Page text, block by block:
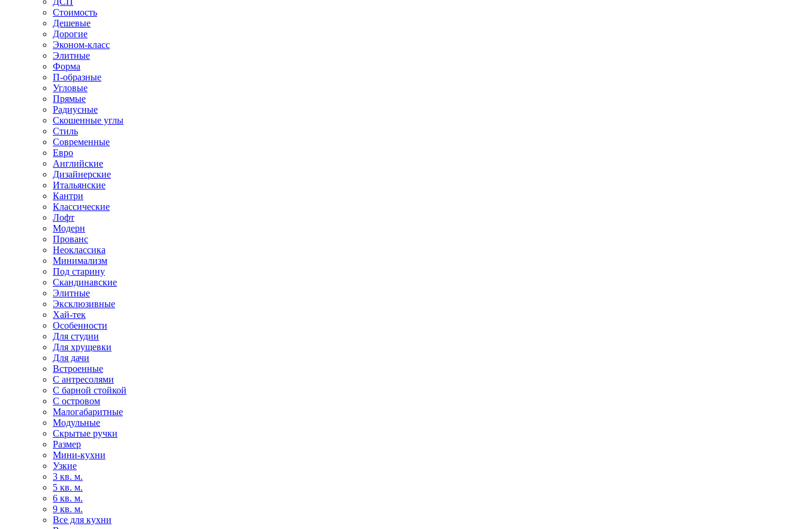
Стоимость
Дешевые
Дорогие
Эконом-класс
Элитные
Форма
П-образные
Угловые
Прямые
Радиусные
Скошенные углы
Стиль
Современные
Евро
Английские
Дизайнерские
Итальянские
Кантри
Классические
Лофт
Модерн
Прованс
Неоклассика
Минимализм
Под старину
Скандинавские
Элитные
Эксклюзивные
Хай-тек
Особенности
Для студии
Для хрущевки
Для дачи
Встроенные
С антресолями
С барной стойкой
С островом
Малогабаритные
Модульные
Скрытые ручки
Размер
Мини-кухни
Узкие
3 кв. м.
5 кв. м.
6 кв. м.
9 кв. м.
Все для кухни